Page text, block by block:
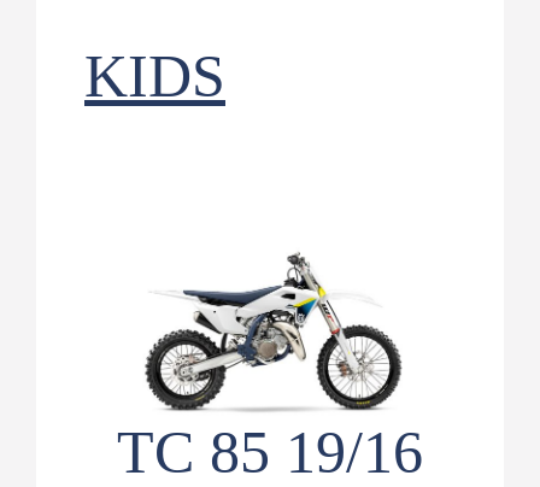
KIDS
TC 85 19/16